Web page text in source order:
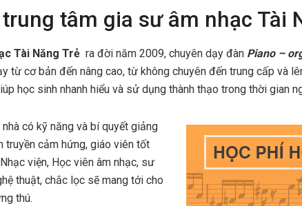
tâm gia sư âm nhạc Tài
Tài Năng Trẻ ra đời năm 2009, chuyên dạy đàn Piano –
từ cơ bản đến nâng cao, từ không chuyên đến trung cấp và
học sinh nhanh hiểu và sử dụng thành thạo trong thời gian
có kỹ năng và bí quyết giảng
truyền cảm hứng, giáo viên tốt
viện, Học viên âm nhạc, sư
thuật, chắc lọc sẽ mang tới cho
thú.